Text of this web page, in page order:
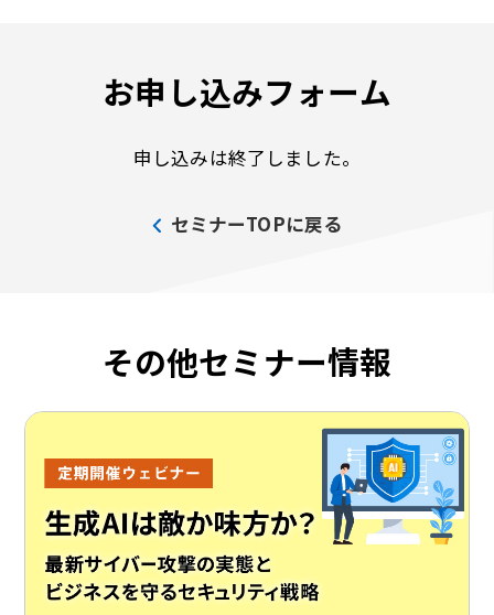
お申し込みフォーム
申し込みは終了しました。
セミナーTOPに戻る
その他セミナー情報